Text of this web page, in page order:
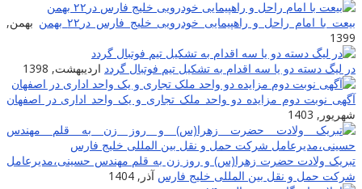
بیعت با امام راحل و راهپیمایی خودرویی خلیج فارس در۲۲ بهمن
بهمن,
1399
در لیگ دسته دو یا سه اقدام به تشکیل تیم فوتبال گردد اردیبهشت, 1398
آگهی نوبت دوم مزایده دو واحد ملک تجاری و یک واحد اداری در اصفهان
شهریور, 1403
تبریک ولادت حضرت زهرا(س) و روز زن به قلم مهندس حسینی،مدیرعامل
شرکت حمل و نقل بین المللی خلیج فارس آذر, 1404